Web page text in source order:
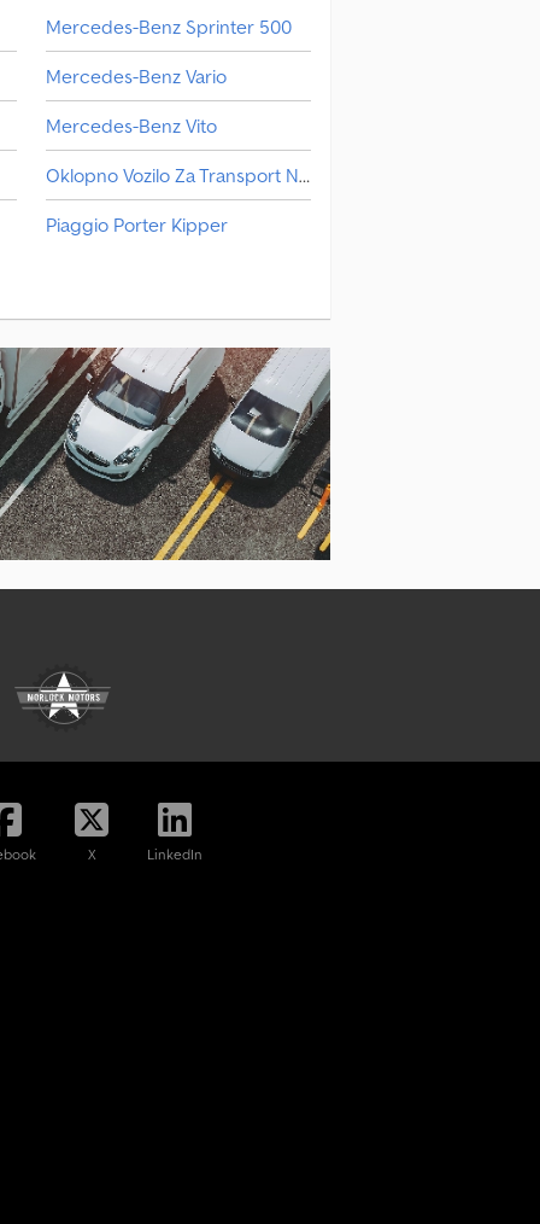
Mercedes-Benz Sprinter 500
Mercedes-Benz Vario
Mercedes-Benz Vito
Oklopno Vozilo Za Transport Novca
Piaggio Porter Kipper
Маневарско Возило
X LinkedIn